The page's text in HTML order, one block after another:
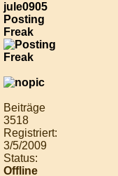
jule0905
Posting
Freak
Beiträge
3518
Registriert:
3/5/2009
Status:
Offline